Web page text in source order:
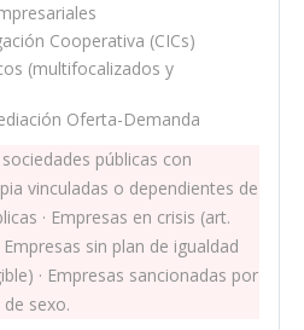
Cooperativa (CICs)
(multifocalizados y
Oferta-Demanda
públicas con
vinculadas o dependientes de
· Empresas en crisis (art.
Empresas sin plan de igualdad
· Empresas sancionadas por
sexo.